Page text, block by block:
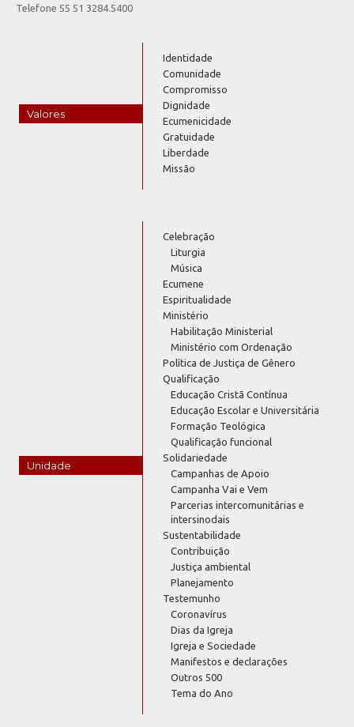
Telefone 55 51 3284.5400
Valores
Identidade
Comunidade
Compromisso
Dignidade
Ecumenicidade
Gratuidade
Liberdade
Missão
Unidade
Celebração
Liturgia
Música
Ecumene
Espiritualidade
Ministério
Habilitação Ministerial
Ministério com Ordenação
Política de Justiça de Gênero
Qualificação
Educação Cristã Contínua
Educação Escolar e Universitária
Formação Teológica
Qualificação funcional
Solidariedade
Campanhas de Apoio
Campanha Vai e Vem
Parcerias intercomunitárias e
intersinodais
Sustentabilidade
Contribuição
Justiça ambiental
Planejamento
Testemunho
Coronavírus
Dias da Igreja
Igreja e Sociedade
Manifestos e declarações
Outros 500
Tema do Ano